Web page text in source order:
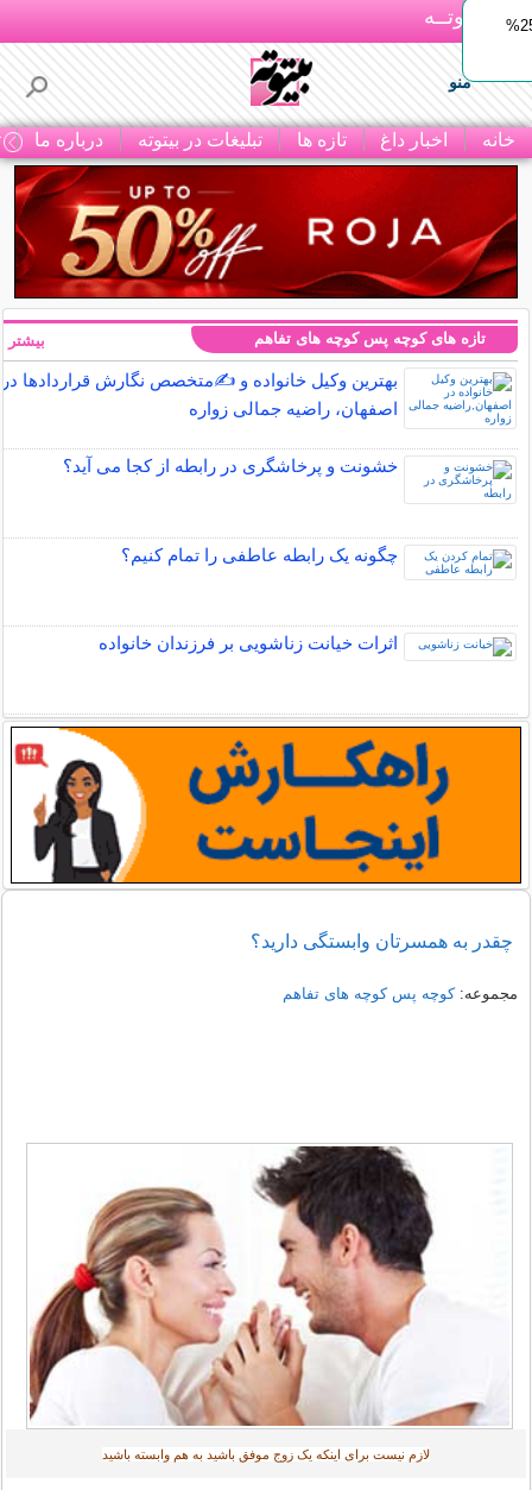
بـیتوتــه
منو
خانه اخبار داغ تازه ها تبلیغات در بیتوته درباره ما
ایمپلنت اقساطی با ضمانت مادام‌العمر+ 25%
تازه های کوچه پس کوچه های تفاهم
بهترین وکیل خانواده و ✍️متخصص نگارش قراردادها در
اصفهان، راضیه جمالی زواره
خشونت و پرخاشگری در رابطه از کجا می آید؟
چگونه یک رابطه عاطفی را تمام کنیم؟
اثرات خیانت زناشویی بر فرزندان خانواده
بیشتر
چقدر به همسرتان وابستگی دارید؟
مجموعه:کوچه پس کوچه های تفاهم
لازم نیست برای اینکه یک زوج موفق باشید به هم وابسته باشید